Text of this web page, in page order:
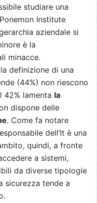
studiare una
Institute
aziendale si
è la
minacce.
definizione di una
(44%) non riescono
lamenta la
dispone delle
. Come fa notare
dell’It è una
quindi, a fronte
a sistemi,
da diverse tipologie
sicurezza tende a